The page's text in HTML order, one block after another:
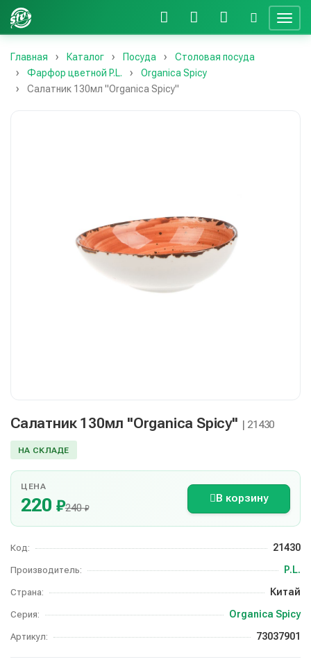
Главная Каталог Посуда
Столовая посуда
Фарфор цветной P.L.
Organica Spicy
Салатник 130мл "Organica Spicy"
Салатник 130мл "Organica Spicy" | 21430
НА СКЛАДЕ
ЦЕНА
220 ₽240₽
В корзину
Код: 21430
Производитель: P.L.
Страна: Китай
Серия: Organica Spicy
Артикул: 73037901